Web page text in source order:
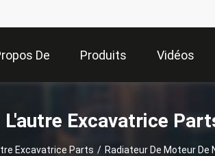
De Produits Vidéos
L'autre Excavatrice
Excavatrice Parts / Radiateur De Moteur De